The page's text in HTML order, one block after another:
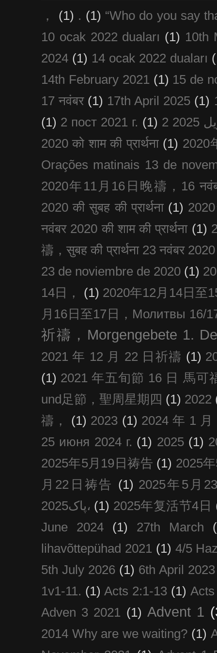
， (1) . (1) “Who do you say
10 ocak 2022 duaları (1) 10th
2024 (1) 14 ocak 2022 duaları
14th February 2021 (1) 15 de
17 नवंबर (1) 17th April 2025 (1)
(1) 2 пост 2021 г. (1)
2020 को शाम की प्रार्थना (1) 2020
Orações matinais 13 de
2020年11月16日晚禱，16
2020 की सुबह की प्रार्थना (1)
नवंबर 2020 की शाम की प्रार्थना (1)
禱，सुबह की प्रार्थना 23 नवंबर 2020
23 de noviembre de 2020 (1)
14日，
(1) 2020年12月14日至
月16日至17日，Молитвы 16/
祈禱，Morgengebete 1.
2021 年 12 月 22 日祈禱 (1)
(1) 2021 年五旬節 16 日 馬可
und足節，聖周星期四 (1) 2022
禱，
(1) 2023 (1) 2024 年 1
25 июня 2024 г. (1) 2025 (1)
2025年5月19日祷告 (1) 2025
月22日祷告 (1) 2025年5月
پاک2025، (1) 2025年复活节4日
June 2024
(1) 27th March
lihavõttepühad 2021 (1) 4/5
5th July 2026 (1) 6th April 2023
1v1-11. (1) Acts 2:1-13 (1)
Adven 3 2021 (1) Advent 1
2014 Why are we waiting? (1)